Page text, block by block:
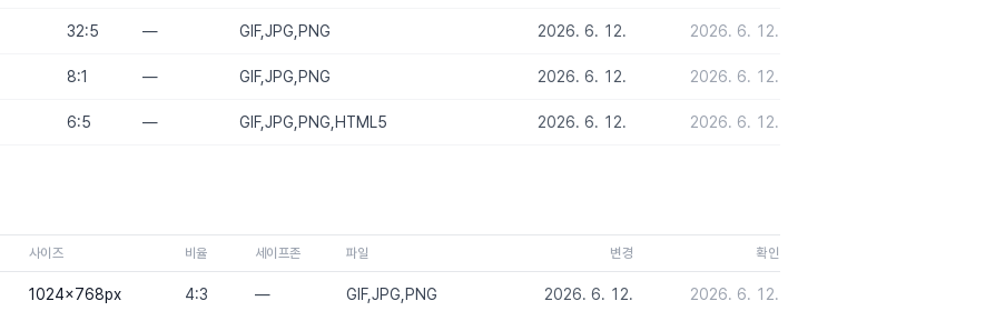
32:5 — GIF,JPG,PNG 2026. 6. 12. 2026. 6. 12.
8:1 — GIF,JPG,PNG 2026. 6. 12. 2026. 6. 12.
6:5 — GIF,JPG,PNG,HTML5 2026. 6. 12. 2026. 6. 12.
사이즈 비율 세이프존 파일 변경 확인
1024×768px 4:3 — GIF,JPG,PNG 2026. 6. 12. 2026. 6. 12.